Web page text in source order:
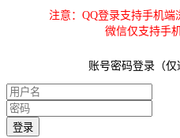
注意：QQ登录支持手机
微信仅支持手
账号密码登录（仅